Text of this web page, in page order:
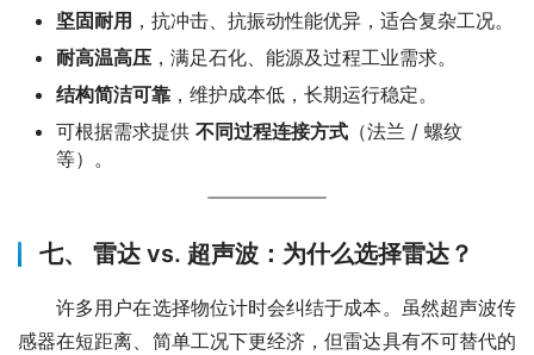
坚固耐用 ，抗冲击、抗振动性能优异，适合复杂工况。
耐高温高压 ，满足石化、能源及过程工业需求。
结构简洁可靠 ，维护成本低，长期运行稳定。
可根据需求提供 不同过程连接方式 （法兰 / 螺纹
等）。
七、 雷达 vs. 超声波：为什么选择雷达？
许多用户在选择物位计时会纠结于成本。虽然超声波传
感器在短距离、简单工况下更经济，但雷达具有不可替代的